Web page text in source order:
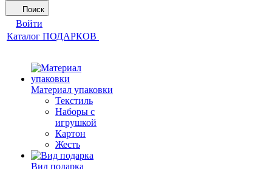
Поиск
Войти
Каталог ПОДАРКОВ
Материал упаковки
Текстиль
Наборы с
игрушкой
Картон
Жесть
Вид подарка